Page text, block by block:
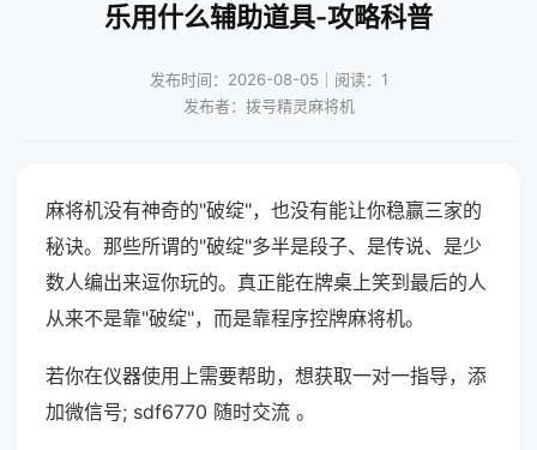
乐用什么辅助道具-攻略科普
发布时间：2026-08-05｜阅读：1
发布者：拨号精灵麻将机
麻将机没有神奇的"破绽"，也没有能让你稳赢三家的
秘诀。那些所谓的"破绽"多半是段子、是传说、是少
数人编出来逗你玩的。真正能在牌桌上笑到最后的人
从来不是靠"破绽"，而是靠程序控牌麻将机。
若你在仪器使用上需要帮助，想获取一对一指导，添
加微信号; sdf6770 随时交流 。